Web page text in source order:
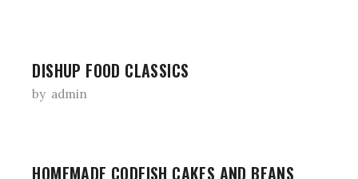
DISHUP FOOD CLASSICS
by admin
HOMEMADE CODFISH CAKES AND BEANS